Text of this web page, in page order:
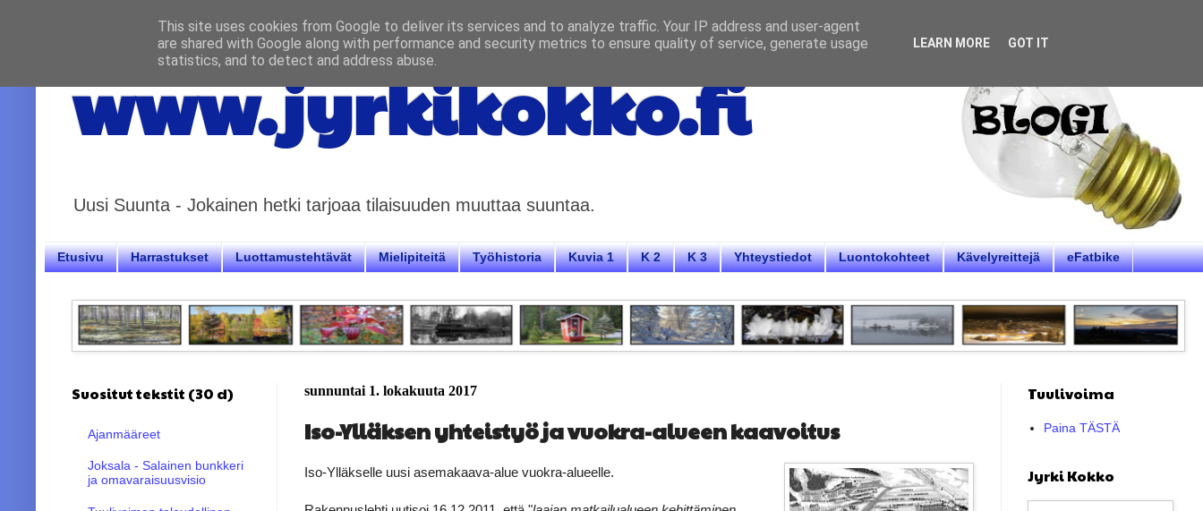
www.jyrkikokko.fi
Uusi Suunta - Jokainen hetki tarjoaa tilaisuuden muuttaa suuntaa.
Etusivu Harrastukset Luottamustehtävät Mielipiteitä Työhistoria Kuvia 1 K 2 K 3 Yhteystiedot Luontokohteet Kävelyreittejä eFatbike
sunnuntai 1. lokakuuta 2017
Iso-Ylläksen yhteistyö ja vuokra-alueen kaavoitus
Iso-Ylläkselle uusi asemakaava-alue vuokra-alueelle.
Suositut tekstit (30 d)
Ajanmääreet
Joksala - Salainen bunkkeri
ja omavaraisuusvisio
Tuulivoima
Paina TÄSTÄ
Jyrki Kokko
This site uses cookies from Google to deliver its services and to analyze traffic. Your IP address and user-agent
are shared with Google along with performance and security metrics to ensure quality of service, generate usage
statistics, and to detect and address abuse.
LEARN MORE GOT IT